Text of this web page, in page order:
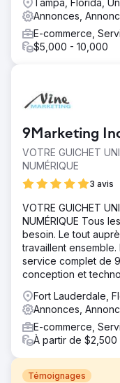
Annonces,
E-commerce,
$5,000 - 10,000
9Marketing
VOTRE GUICHET
NUMÉRIQUE
3 avis
VOTRE GUICHET
NUMÉRIQUE Tous
besoin. Le tout
travaillent
service complet de
conception et
Fort Lauderdale,
Annonces,
E-commerce,
À partir de $2,500
Témoignages